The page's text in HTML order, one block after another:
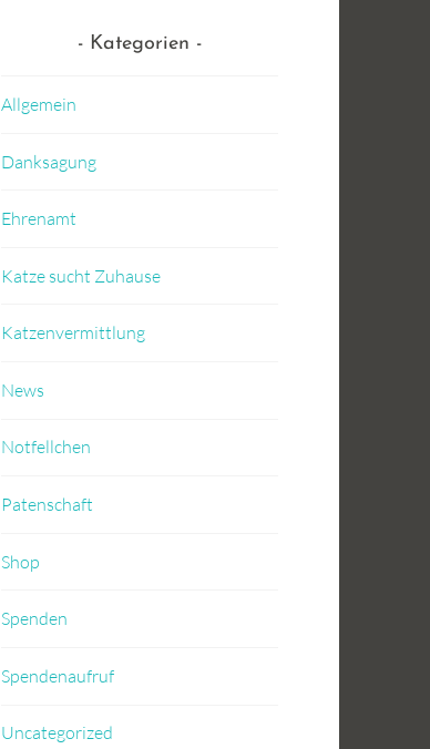
Kategorien
Allgemein
Danksagung
Ehrenamt
Katze sucht Zuhause
Katzenvermittlung
News
Notfellchen
Patenschaft
Shop
Spenden
Spendenaufruf
Uncategorized